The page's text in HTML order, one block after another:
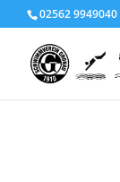
02562 9949040